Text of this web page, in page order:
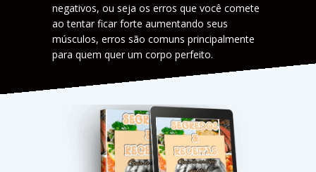
negativos, ou seja os erros que você comete
ao tentar ficar forte aumentando seus
músculos, erros são comuns principalmente
para quem quer um corpo perfeito.